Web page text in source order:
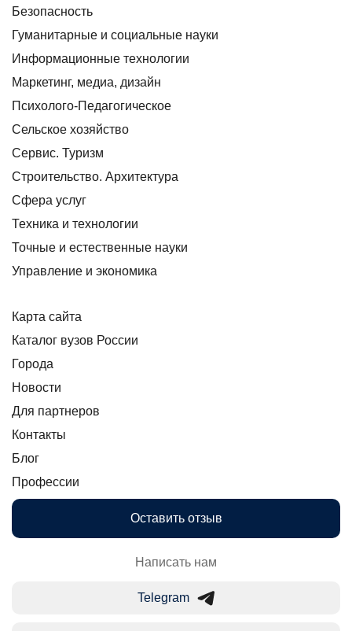
Безопасность
Гуманитарные и социальные науки
Информационные технологии
Маркетинг, медиа, дизайн
Психолого-Педагогическое
Сельское хозяйство
Сервис. Туризм
Строительство. Архитектура
Сфера услуг
Техника и технологии
Точные и естественные науки
Управление и экономика
Карта сайта
Каталог вузов России
Города
Новости
Для партнеров
Контакты
Блог
Профессии
Оставить отзыв
Написать нам
Telegram